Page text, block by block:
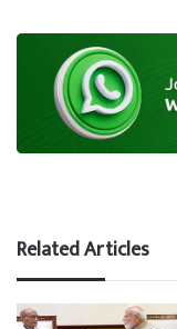
Related Articles